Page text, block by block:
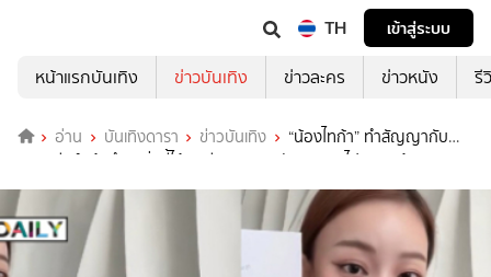
TH
เข้าสู่ระบบ
หน้าแรกบันเทิง
ข่าวบันเทิง ข่าวละคร ข่าวหนัง รี
อ่าน บันเทิงดารา ข่าวบันเทิง
“น้องไทก้า” ทำสัญญากับ
“นิวเคลียร์” ถ้าทำ 3 สิ่งนี้ได้จนเรียนจบมหาลัย เอาเงินไปเลย 1 ล้านบาท!